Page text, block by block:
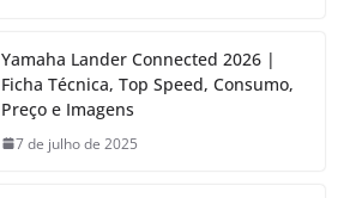
Yamaha Lander Connected 2026 |
Ficha Técnica, Top Speed, Consumo,
Preço e Imagens
7 de julho de 2025